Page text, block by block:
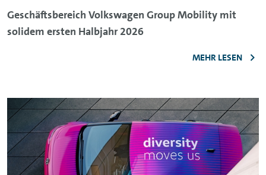
Geschäftsbereich Volkswagen Group Mobility mit
solidem ersten Halbjahr 2026
MEHR LESEN